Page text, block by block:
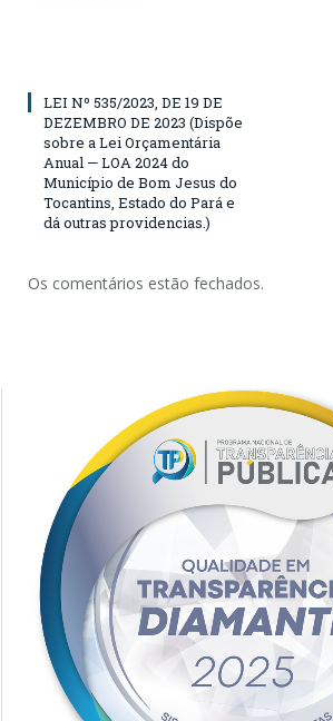
LEI Nº 535/2023, DE 19 DE
DEZEMBRO DE 2023 (Dispõe
sobre a Lei Orçamentária
Anual — LOA 2024 do
Município de Bom Jesus do
Tocantins, Estado do Pará e
dá outras providencias.)
Os comentários estão fechados.